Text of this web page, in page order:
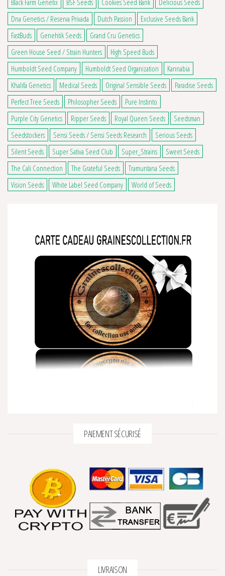
Dna Genetics / Reserva Privada
Dutch Passion
Exclusive Seeds Bank
FastBuds
Genehtik Seeds
Grand Cru Genetics
Green House Seed / Strain Hunters
High Speed Buds
Humboldt Seed Company
Humboldt Seed Organization
Kannabia
Khalifa Genetics
Medical Seeds Original Sensible Seeds
Paradise Seeds
Perfect Tree Seeds
Philosopher Seeds
Pure Instinto
Purple City Genetics
Ripper Seeds Royal Queen Seeds
Seedsman
Seedstockers
Sensi Seeds / Sensi Seeds Research
Serious Seeds
Silent Seeds
Super Sativa Seed Club Super_Strains
Sweet Seeds
The Cali Connection
The Grateful Seeds
Tramuntana Seeds
Vision Seeds
White Label Seed Company World of Seeds
PAIEMENT SÉCURISÉ
LIVRAISON